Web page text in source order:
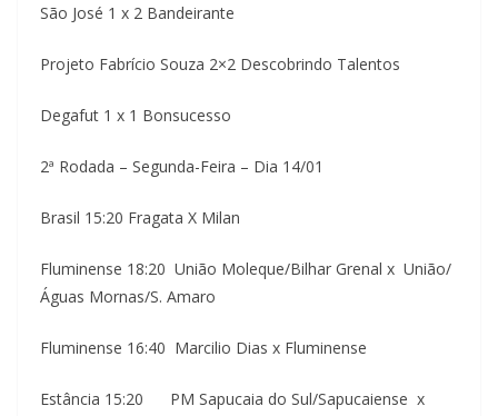
São José 1 x 2 Bandeirante
Projeto Fabrício Souza 2×2 Descobrindo Talentos
Degafut 1 x 1 Bonsucesso
2ª Rodada – Segunda-Feira – Dia 14/01
Brasil 15:20 Fragata X Milan
Fluminense 18:20 União Moleque/Bilhar Grenal x União/
Águas Mornas/S. Amaro
Fluminense 16:40 Marcilio Dias x Fluminense
Estância 15:20 PM Sapucaia do Sul/Sapucaiense x